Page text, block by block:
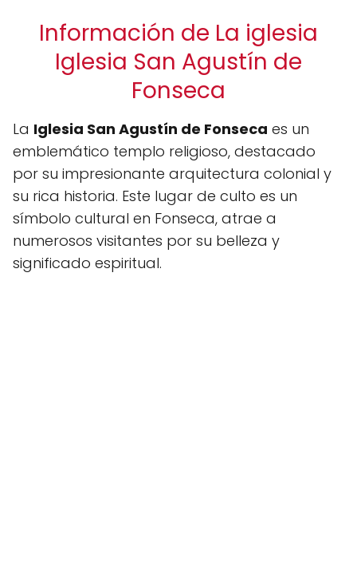
Información de La iglesia
Iglesia San Agustín de
Fonseca
La Iglesia San Agustín de Fonseca es un
emblemático templo religioso, destacado
por su impresionante arquitectura colonial y
su rica historia. Este lugar de culto es un
símbolo cultural en Fonseca, atrae a
numerosos visitantes por su belleza y
significado espiritual.